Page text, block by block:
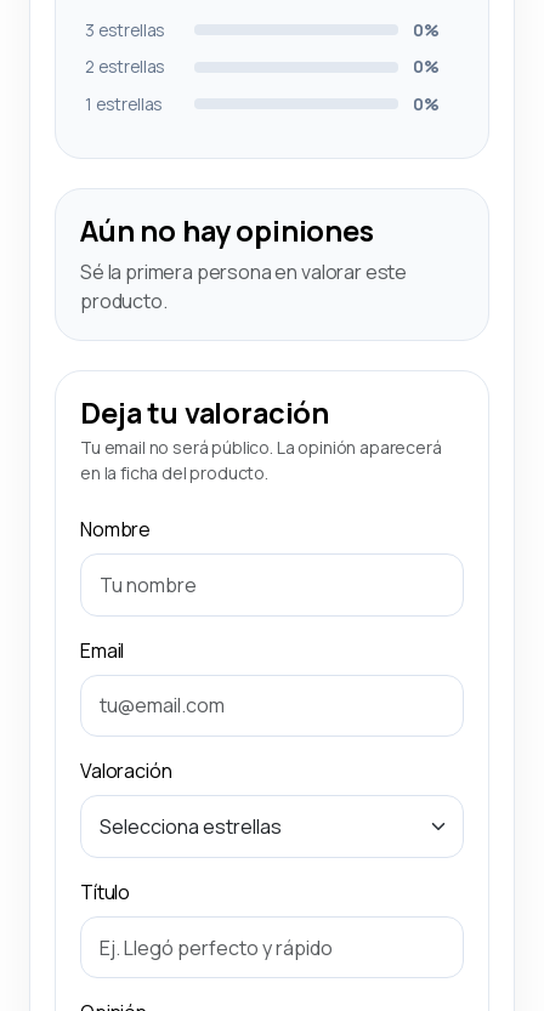
3 estrellas
0%
2 estrellas
0%
1 estrellas
0%
Aún no hay opiniones
Sé la primera persona en valorar este
producto.
Deja tu valoración
Tu email no será público. La opinión aparecerá
en la ficha del producto.
Nombre
Email
Valoración
Título